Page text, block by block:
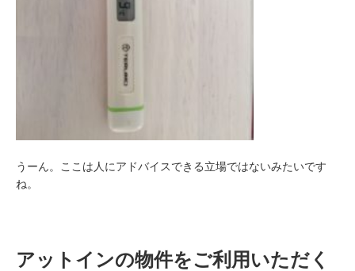
うーん。ここは人にアドバイスできる立場ではないみたいです
ね。
アットインの物件をご利用いただく